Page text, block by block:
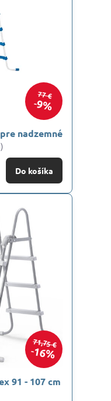
77 €
9%
nadzemné
Do košíka
71,75 €
16%
91 - 107 cm